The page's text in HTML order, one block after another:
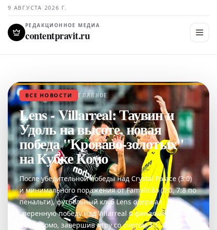
9 АВГУСТА 2026 Г.
РЕДАКЦИОННОЕ МЕДИА
contentpravit.ru
ВСЕ НОВОСТИ ГЛАВНОЕ
Lens - Villarreal: Таувин и
Удоль на высоте, новая
победа "Кроваво-золотых"
на Кубке Комо
После убедительной победы над Crystal Palace (3:0)
и минимального поражения от Famalicão (0:0, 7:8 по
пенальти), футбольный клуб Lens одержал
уверенную победу над Villarreal в финальном матче
Кубка Комо, завершив игру со счетом 3:1. Особо